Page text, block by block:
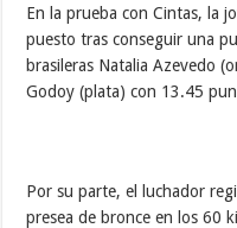
En la prueba con Cintas, la
puesto tras conseguir una
brasileras Natalia Azevedo
Godoy (plata) con 13.45
Por su parte, el luchador
presea de bronce en los 60